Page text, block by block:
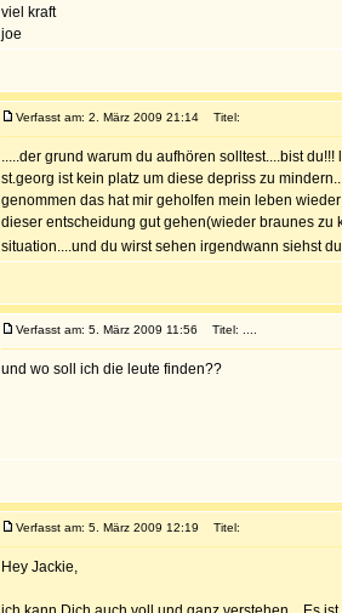
viel kraft
joe
Verfasst am: 2. März 2009 21:14 Titel:
.....der grund warum du aufhören solltest....bist
st.georg ist kein platz um diese depriss zu
genommen das hat mir geholfen mein leben
dieser entscheidung gut gehen(wieder braunes zu
situation....und du wirst sehen irgendwann siehst
Verfasst am: 5. März 2009 11:56 Titel: ....
und wo soll ich die leute finden??
Verfasst am: 5. März 2009 12:19 Titel:
Hey Jackie,